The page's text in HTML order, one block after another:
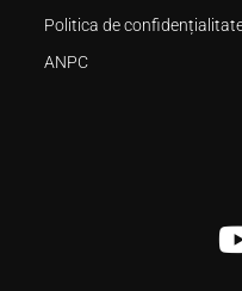
Politica de
ANPC